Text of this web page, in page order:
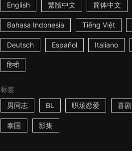
English
繁體中文 简体中文
Bahasa Indonesia Tiếng Việt
Deutsch Español Italiano
हिन्दी
标签
男同志
BL 职场恋爱 喜剧
泰国 影集